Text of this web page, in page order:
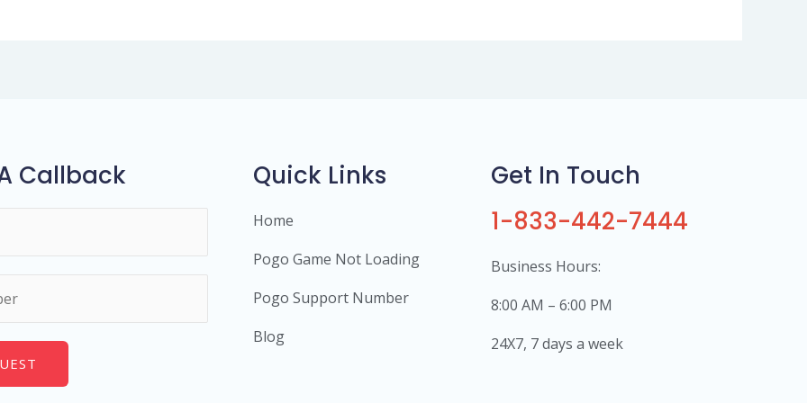
Callback Quick Links
Home
Pogo Game Not Loading
Pogo Support Number
Blog
Get In Touch
1-833-442-7444
Business Hours:
8:00 AM – 6:00 PM
24X7, 7 days a week